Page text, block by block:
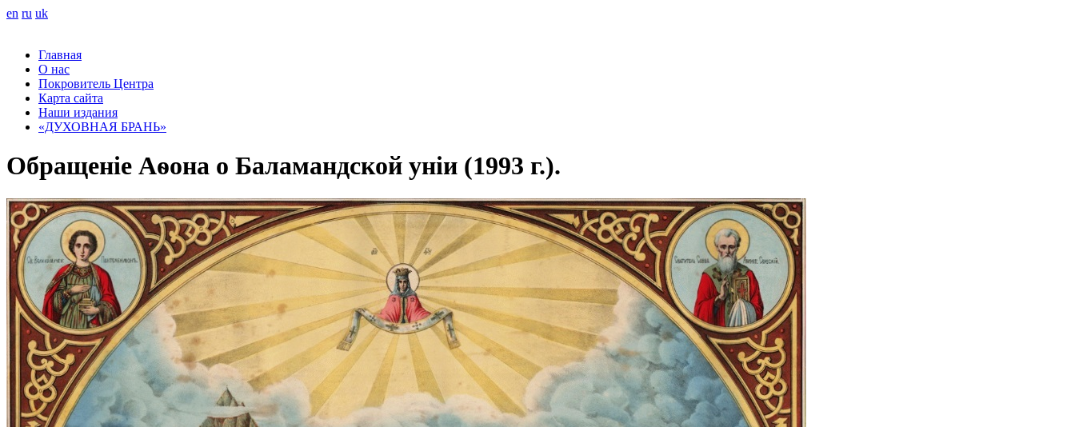
en ru uk
Главная
О нас
Покровитель Центра
Карта сайта
Наши издания
«ДУХОВНАЯ БРАНЬ»
Обращеніе Аѳона о Баламандской уніи (1993 г.).